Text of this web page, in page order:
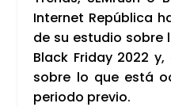
Inter­net Repú­bli­ca
de su estu­dio sobre
Black Fri­day 2022
sobre lo que está
perio­do pre­vio.